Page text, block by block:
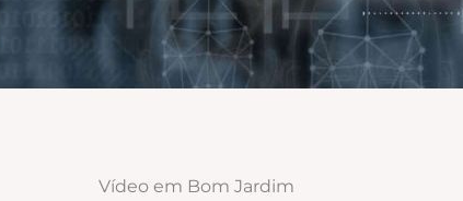
Vídeo em Bom Jardim